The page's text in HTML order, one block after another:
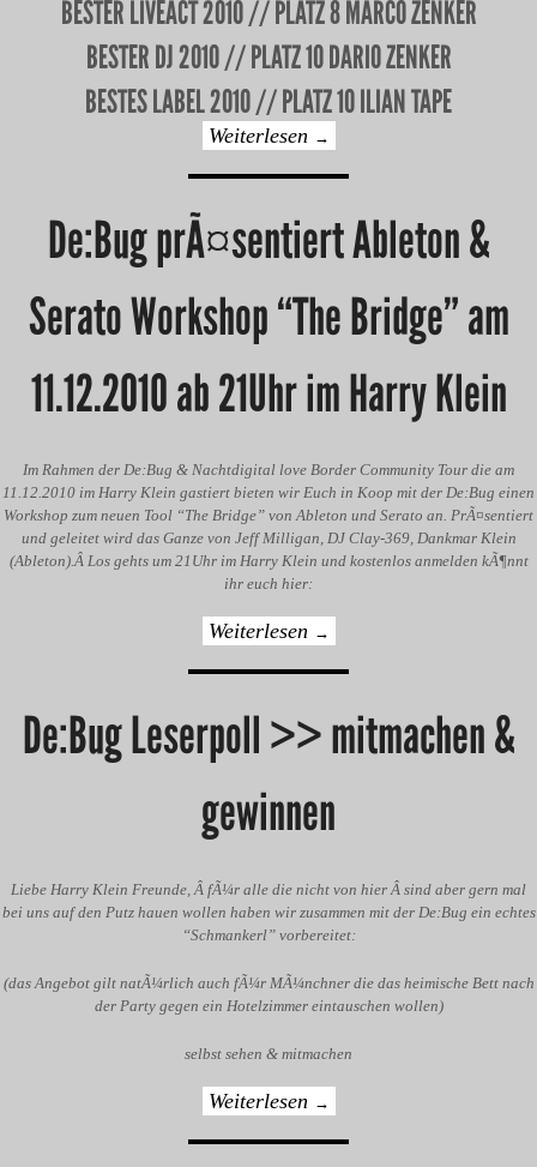
BESTER LIVEACT 2010 // PLATZ 8 MARCO ZENKER
BESTER DJ 2010 // PLATZ 10 DARIO ZENKER
BESTES LABEL 2010 // PLATZ 10 ILIAN TAPE
Weiterlesen →
De:Bug prÃ¤sentiert Ableton &
Serato Workshop “The Bridge” am
11.12.2010 ab 21Uhr im Harry Klein
Im Rahmen der De:Bug & Nachtdigital love Border Community Tour die am
11.12.2010 im Harry Klein gastiert bieten wir Euch in Koop mit der De:Bug einen
Workshop zum neuen Tool “The Bridge” von Ableton und Serato an. PrÃ¤sentiert
und geleitet wird das Ganze von Jeff Milligan, DJ Clay-369, Dankmar Klein
(Ableton).Â Los gehts um 21Uhr im Harry Klein und kostenlos anmelden kÃ¶nnt
ihr euch hier:
Weiterlesen →
De:Bug Leserpoll >> mitmachen &
gewinnen
Liebe Harry Klein Freunde, Â fÃ¼r alle die nicht von hier Â sind aber gern mal
bei uns auf den Putz hauen wollen haben wir zusammen mit der De:Bug ein echtes
“Schmankerl” vorbereitet:
(das Angebot gilt natÃ¼rlich auch fÃ¼r MÃ¼nchner die das heimische Bett nach
der Party gegen ein Hotelzimmer eintauschen wollen)
selbst sehen & mitmachen
Weiterlesen →